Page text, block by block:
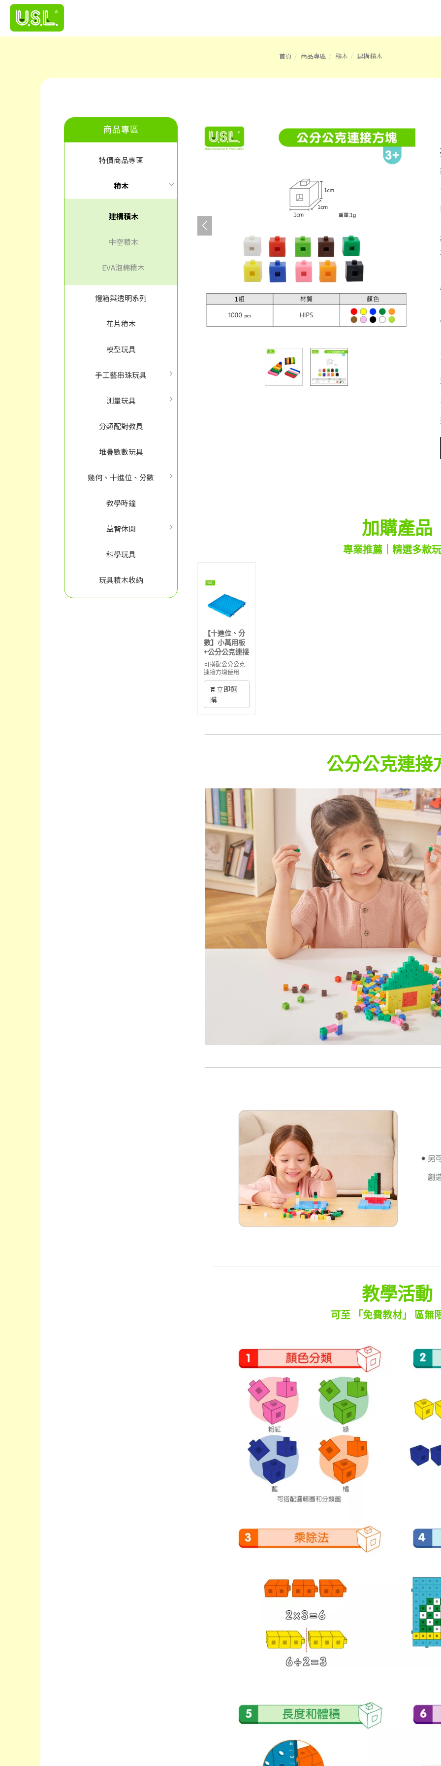
首頁 商品專區 積木 建構積木
商品專區
特價商品專區
積木
建構積木
中空積木
EVA泡棉積木
燈箱與透明系列
花片積木
模型玩具
手工藝串珠玩具
測量玩具
分類配對教具
堆疊數數玩具
幾何、十進位、分數
教學時鐘
益智休閒
科學玩具
玩具積木收納
加購產品
專業推薦｜精選多款
【十進位、分
數】小萬用板
+公分公克連接
可搭配公分公克
連接方塊使用
立即選
購
公分公克連接
教學活動
可至 「免費教材」 區無